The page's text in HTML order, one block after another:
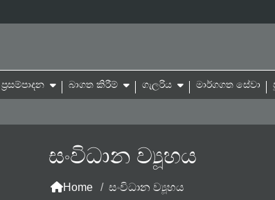
ප්‍රසම්පාදන බාගත කිරීම් ගැලරිය මාර්ගගත සේවා
සංවිධාන ව්‍යූහය
Home / සංවිධාන ව්‍යූහය